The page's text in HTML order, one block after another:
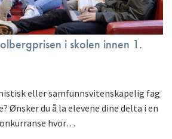
i skolen innen 1.
eller samfunnsvitenskapelig fag
Ønsker du å la elevene dine delta i en
hvor…